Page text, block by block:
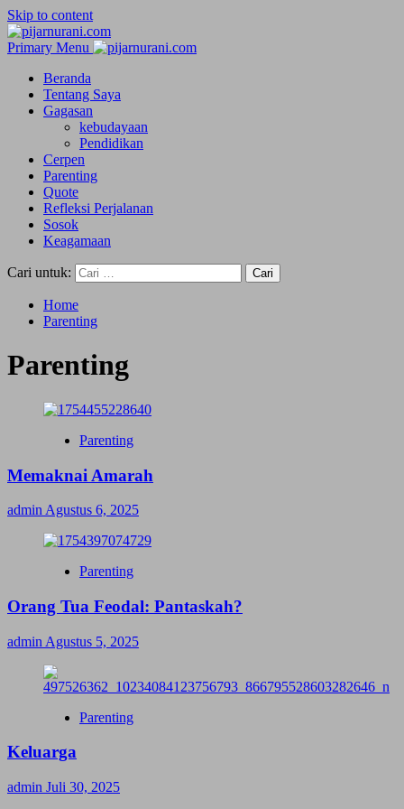
Skip to content
Primary Menu
Beranda
Tentang Saya
Gagasan
kebudayaan
Pendidikan
Cerpen
Parenting
Quote
Refleksi Perjalanan
Sosok
Keagamaan
Cari untuk:
Home
Parenting
Parenting
Parenting
Memaknai Amarah
admin Agustus 6, 2025
Parenting
Orang Tua Feodal: Pantaskah?
admin Agustus 5, 2025
Parenting
Keluarga
admin Juli 30, 2025